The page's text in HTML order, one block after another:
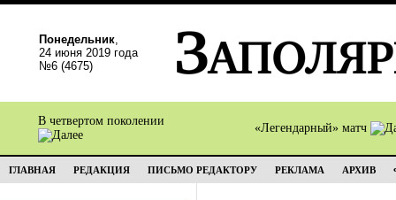
Понедельник,
24 июня 2019 года
№6 (4675)
В четвертом поколении
«Легендарный» матч
ГЛАВНАЯ РЕДАКЦИЯ ПИСЬМО РЕДАКТОРУ РЕКЛАМА АРХИВ